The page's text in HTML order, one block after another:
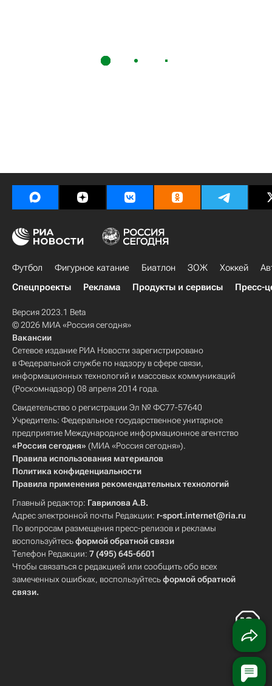
Футбол Фигурное катание Биатлон ЗОЖ Хоккей
Спецпроекты
Реклама Продукты и сервисы Пресс-
Версия 2023.1 Beta
© 2026 МИА «Россия сегодня»
Вакансии
Сетевое издание РИА Новости зарегистрировано
в Федеральной службе по надзору в сфере связи,
информационных технологий и массовых коммуникаций
(Роскомнадзор) 08 апреля 2014 года.
Свидетельство о регистрации Эл № ФС77-57640
Учредитель: Федеральное государственное унитарное
предприятие Международное информационное агентство
«Россия сегодня» (МИА «Россия сегодня»).
Правила использования материалов
Политика конфиденциальности
Правила применения рекомендательных технологий
Главный редактор: Гаврилова А.В.
Адрес электронной почты Редакции: r-sport.internet@ria.ru
По вопросам размещения пресс-релизов и рекламы
воспользуйтесьформой обратной связи
Телефон Редакции: 7 (495) 645-6601
Чтобы связаться с редакцией или сообщить обо всех
замеченных ошибках, воспользуйтесьформой обратной
связи.